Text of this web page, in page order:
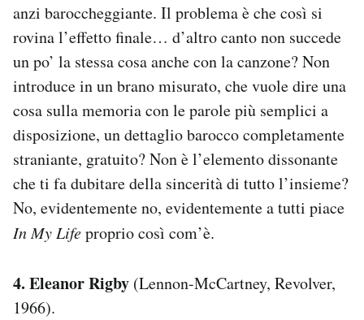
anzi baroccheggiante. Il problema è che così si
rovina l’effetto finale… d’altro canto non succede
un po’ la stessa cosa anche con la canzone? Non
introduce in un brano misurato, che vuole dire una
cosa sulla memoria con le parole più semplici a
disposizione, un dettaglio barocco completamente
straniante, gratuito? Non è l’elemento dissonante
che ti fa dubitare della sincerità di tutto l’insieme?
No, evidentemente no, evidentemente a tutti piace
In My Lifeproprio così com’è.
4. Eleanor Rigby (Lennon-McCartney, Revolver,
1966).